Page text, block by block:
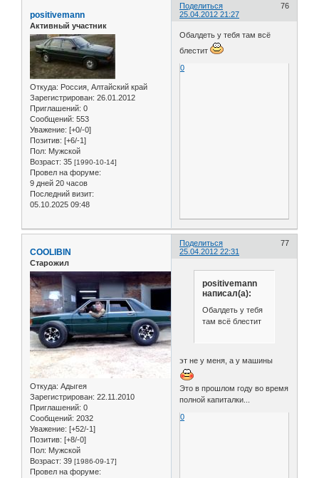
Поделиться
76
25.04.2012 21:27
positivemann
Активный участник
Откуда: Россия, Алтайский край
Зарегистрирован: 26.01.2012
Приглашений: 0
Сообщений: 553
Уважение: [+0/-0]
Позитив: [+6/-1]
Пол: Мужской
Возраст: 35 [1990-10-14]
Провел на форуме:
9 дней 20 часов
Последний визит:
05.10.2025 09:48
Обалдеть у тебя там всё
блестит
0
Поделиться
77
25.04.2012 22:31
COOLIBIN
Старожил
Откуда: Адыгея
Зарегистрирован: 22.11.2010
Приглашений: 0
Сообщений: 2032
Уважение: [+52/-1]
Позитив: [+8/-0]
Пол: Мужской
Возраст: 39 [1986-09-17]
Провел на форуме:
positivemann
написал(а):
Обалдеть у тебя
там всё блестит
эт не у меня, а у машины
Это в прошлом году во время
полной капиталки...
0